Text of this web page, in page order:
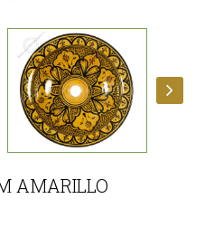
AMARILLO